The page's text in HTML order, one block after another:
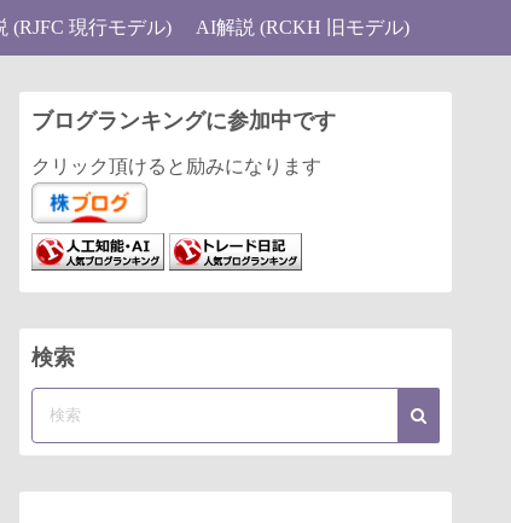
(RJFC 現行モデル) AI解説 (RCKH 旧モデル)
ブログランキングに参加中です
クリック頂けると励みになります
検索